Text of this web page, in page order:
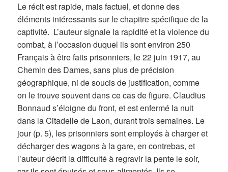
Le récit est rapide, mais factuel, et donne des
éléments intéressants sur le chapitre spécifique de la
captivité. L’auteur signale la rapidité et la violence du
combat, à l’occasion duquel ils sont environ 250
Français à être faits prisonniers, le 22 juin 1917, au
Chemin des Dames, sans plus de précision
géographique, ni de soucis de justification, comme
on le trouve souvent dans ce cas de figure. Claudius
Bonnaud s’éloigne du front, et est enfermé la nuit
dans la Citadelle de Laon, durant trois semaines. Le
jour (p. 5), les prisonniers sont employés à charger et
décharger des wagons à la gare, en contrebas, et
l’auteur décrit la difficulté à regravir la pente le soir,